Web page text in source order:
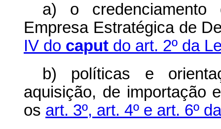
a) o
Empresa Estratégica de
IV do caput do art. 2º da
b) políticas e
aquisição, de importação
os art. 3º, art. 4º e art. 6º